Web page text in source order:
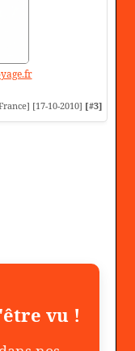
[17-10-2010] [#3]
vu !